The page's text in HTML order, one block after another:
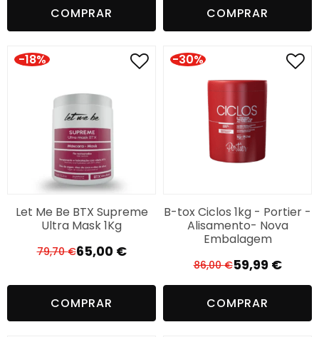
original
era:
atual
é:
COMPRAR COMPRAR
-18%
Let Me Be BTX Supreme
Ultra Mask 1Kg
79,70€ O
era:
65,00 €
O
é:
COMPRAR
-30%
B-tox Ciclos 1kg - Portier -
Alisamento- Nova
Embalagem
86,00€ O
preço
original
era:
59,99 €
O
preço
atual
é:
COMPRAR